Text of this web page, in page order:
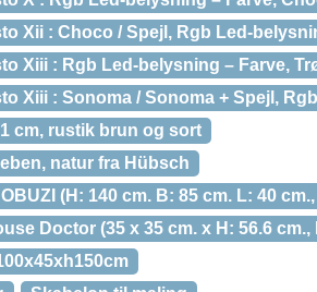
Xii : Choco / Spejl, Rgb Led-
Xiii : Rgb Led-belysning – Farve,
Xiii : Sonoma / Sonoma + Spejl,
cm, rustik brun og sort
natur fra Hübsch
(H: 140 cm. B: 85 cm. L: 40
Doctor (35 x 35 cm. x H: 56.6 cm.,